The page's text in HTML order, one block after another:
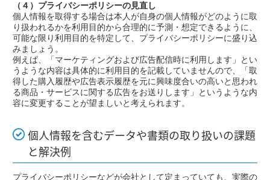
（４）プライバシーポリシーの見直し
個人情報を取得する場合は本人が自身の個人情報がどのように取
り扱われるかを利用目的から合理的に予測・想定できるように、
可能な限り利用目的を特定して、プライバシーポリシーに盛り込
みましょう。
例えば、「マーケティングおよび広告配信時に利用します」とい
うような内容は具体的に利用目的を記載していませんので、「取
得した購入履歴や広告表示履歴を元に興味度合いの高いと思われ
る商品・サービスに関する広告をお送りします」というような内
容に変更することが望ましいと考えられます。
個人情報を含むデータや書類の取り扱いの課題
と解決例
プライバシーポリシーなどが会社として定まっていても、実際の